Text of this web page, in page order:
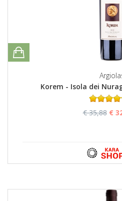
Korem - Isola dei
€ 35,88 €